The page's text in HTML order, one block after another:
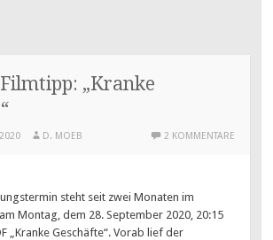
„Kranke
D. MOEB 2 KOMMENTARE
steht seit zwei Monaten im
Montag, dem 28. September 2020, 20:15
„Kranke Geschäfte“. Vorab lief der